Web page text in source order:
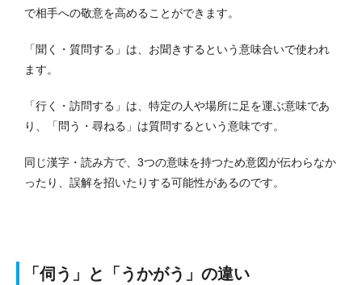
で相手への敬意を高めることができます。
「聞く・質問する」は、お聞きするという意味合いで使われ
ます。
「行く・訪問する」は、特定の人や場所に足を運ぶ意味であ
り、「問う・尋ねる」は質問するという意味です。
同じ漢字・読み方で、3つの意味を持つため意図が伝わらなか
ったり、誤解を招いたりする可能性があるのです。
「伺う」と「うかがう」の違い